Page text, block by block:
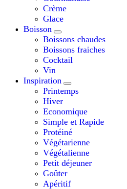
Crème
Glace
Boisson
Boissons chaudes
Boissons fraiches
Cocktail
Vin
Inspiration
Printemps
Hiver
Economique
Simple et Rapide
Protéiné
Végétarienne
Végétalienne
Petit déjeuner
Goûter
Apéritif